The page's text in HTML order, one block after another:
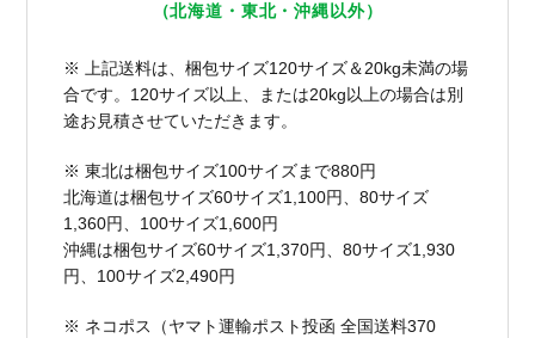
（北海道・東北・沖縄以外）
※ 上記送料は、梱包サイズ120サイズ＆20kg未満の場
合です。120サイズ以上、または20kg以上の場合は別
途お見積させていただきます。
※ 東北は梱包サイズ100サイズまで880円
北海道は梱包サイズ60サイズ1,100円、80サイズ
1,360円、100サイズ1,600円
沖縄は梱包サイズ60サイズ1,370円、80サイズ1,930
円、100サイズ2,490円
※ ネコポス（ヤマト運輸ポスト投函 全国送料370